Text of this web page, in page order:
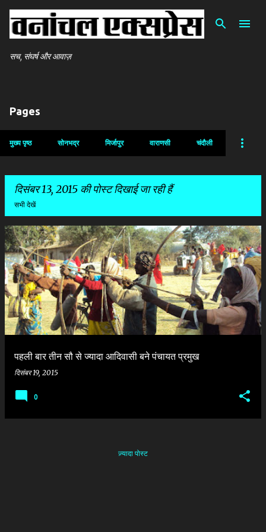
सीधे मुख्य सामग्री पर जाएं
सच, संघर्ष और आवाज़
Pages
मुख्य पृष्ठ सोनभद्र मिर्जापुर वाराणसी चंदौली
दिसंबर 13, 2015 की पोस्ट दिखाई जा रही हैं
सभी देखें
सं
दे
श
पहली बार तीन सौ से ज्यादा आदिवासी बने पंचायत प्रमुख
दिसंबर 19, 2015
0
ज़्यादा पोस्ट